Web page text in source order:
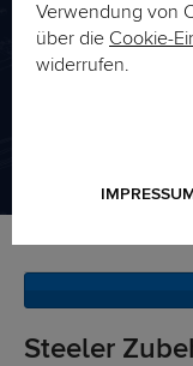
Steeler
Verwendung von
über die Cookie-
widerrufen.
IMPRESSUM